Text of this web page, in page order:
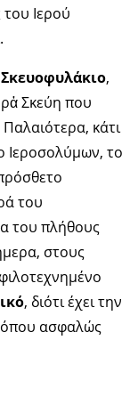
Ιερού
Σκευοφυλάκιο,
Σκεύη που
κάτι
Ιεροσολύμων, το
του
του πλήθους
στους
, διότι έχει την
όπου ασφαλώς